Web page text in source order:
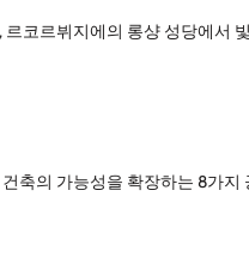
코르뷔지에의 롱샹 성당에서
축의 가능성을 확장하는 8가지